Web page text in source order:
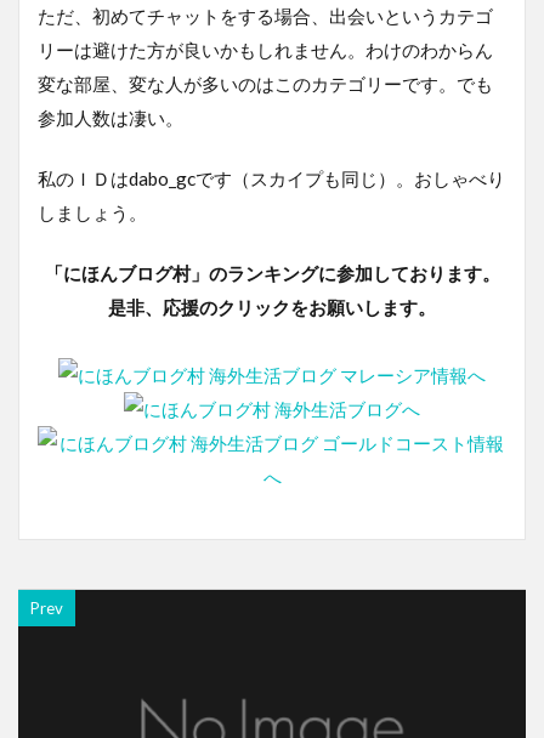
ただ、初めてチャットをする場合、出会いというカテゴ
リーは避けた方が良いかもしれません。わけのわからん
変な部屋、変な人が多いのはこのカテゴリーです。でも
参加人数は凄い。
私のＩＤはdabo_gcです（スカイプも同じ）。おしゃべり
しましょう。
「にほんブログ村」のランキングに参加しております。
是非、応援のクリックをお願いします。
Prev